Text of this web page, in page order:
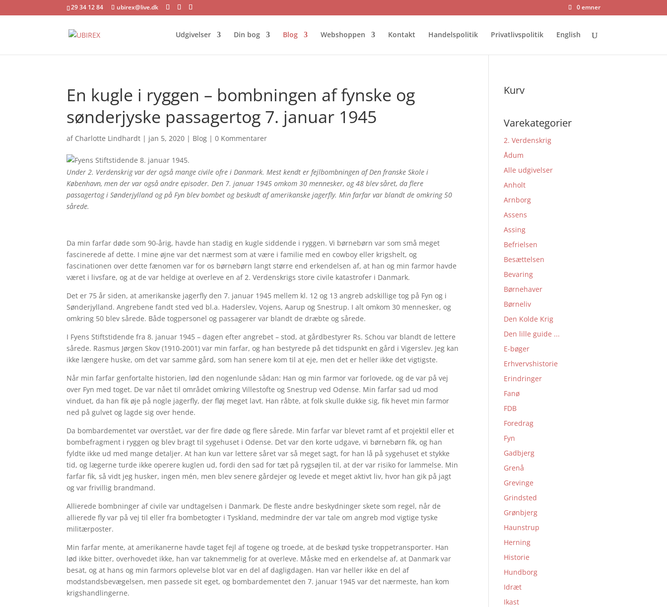
29 34 12 84 ubirex@live.dk 0 emner
Udgivelser Din bog Blog Webshoppen Kontakt Handelspolitik Privatlivspolitik English
En kugle i ryggen – bombningen af fynske og
sønderjyske passagertog 7. januar 1945
af Charlotte Lindhardt | jan 5, 2020 | Blog |0 Kommentarer
Under 2. Verdenskrig var der også mange civile ofre i Danmark. Mest kendt er fejlbombningen af Den franske Skole i
København, men der var også andre episoder. Den 7. januar 1945 omkom 30 mennesker, og 48 blev såret, da flere
passagertog i Sønderjylland og på Fyn blev bombet og beskudt af amerikanske jagerfly. Min farfar var blandt de omkring 50
sårede.
Da min farfar døde som 90-årig, havde han stadig en kugle siddende i ryggen. Vi børnebørn var som små meget
fascinerede af dette. I mine øjne var det nærmest som at være i familie med en cowboy eller krigshelt, og
fascinationen over dette fænomen var for os børnebørn langt større end erkendelsen af, at han og min farmor havde
været i livsfare, og at de var heldige at overleve en af 2. Verdenskrigs store civile katastrofer i Danmark.
Det er 75 år siden, at amerikanske jagerfly den 7. januar 1945 mellem kl. 12 og 13 angreb adskillige tog på Fyn og i
Sønderjylland. Angrebene fandt sted ved bl.a. Haderslev, Vojens, Aarup og Snestrup. I alt omkom 30 mennesker, og
omkring 50 blev sårede. Både togpersonel og passagerer var blandt de dræbte og sårede.
I Fyens Stiftstidende fra 8. januar 1945 – dagen efter angrebet – stod, at gårdbestyrer Rs. Schou var blandt de lettere
sårede. Rasmus Jørgen Skov (1910-2001) var min farfar, og han bestyrede på det tidspunkt en gård i Vigerslev. Jeg kan
ikke længere huske, om det var samme gård, som han senere kom til at eje, men det er heller ikke det vigtigste.
Når min farfar genfortalte historien, lød den nogenlunde sådan: Han og min farmor var forlovede, og de var på vej
over Fyn med toget. De var nået til området omkring Villestofte og Snestrup ved Odense. Min farfar sad ud mod
vinduet, da han fik øje på nogle jagerfly, der fløj meget lavt. Han råbte, at folk skulle dukke sig, fik hevet min farmor
ned på gulvet og lagde sig over hende.
Da bombardementet var overstået, var der fire døde og flere sårede. Min farfar var blevet ramt af et projektil eller et
bombefragment i ryggen og blev bragt til sygehuset i Odense. Det var den korte udgave, vi børnebørn fik, og han
fyldte ikke ud med mange detaljer. At han kun var lettere såret var så meget sagt, for han lå på sygehuset et stykke
tid, og lægerne turde ikke operere kuglen ud, fordi den sad for tæt på rygsøjlen til, at der var risiko for lammelse. Min
farfar fik, så vidt jeg husker, ingen mén, men blev senere gårdejer og levede et meget aktivt liv, hvor han gik på jagt
og var frivillig brandmand.
Allierede bombninger af civile var undtagelsen i Danmark. De fleste andre beskydninger skete som regel, når de
allierede fly var på vej til eller fra bombetogter i Tyskland, medmindre der var tale om angreb mod vigtige tyske
militærposter.
Min farfar mente, at amerikanerne havde taget fejl af togene og troede, at de beskød tyske troppetransporter. Han
lød ikke bitter, overhovedet ikke, han var taknemmelig for at overleve. Måske med en erkendelse af, at Danmark var
besat, og at hans og min farmors oplevelse blot var en del af dagligdagen. Han var heller ikke en del af
modstandsbevægelsen, men passede sit eget, og bombardementet den 7. januar 1945 var det nærmeste, han kom
krigshandlingerne.
Kurv
Varekategorier
2. Verdenskrig
Ådum
Alle udgivelser
Anholt
Arnborg
Assens
Assing
Befrielsen
Besættelsen
Bevaring
Børnehaver
Børneliv
Den Kolde Krig
Den lille guide ...
E-bøger
Erhvervshistorie
Erindringer
Fanø
FDB
Foredrag
Fyn
Gadbjerg
Grenå
Grevinge
Grindsted
Grønbjerg
Haunstrup
Herning
Historie
Hundborg
Idræt
Ikast